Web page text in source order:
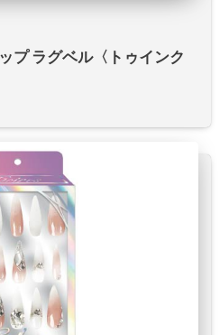
ラグベル〈トゥインク